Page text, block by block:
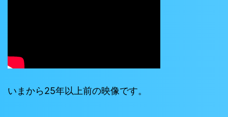
いまから25年以上前の映像です。